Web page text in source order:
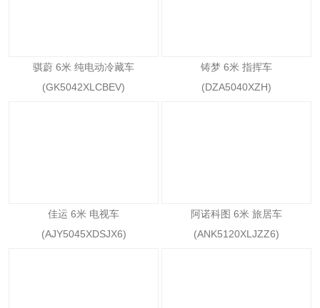
骐蔚 6米 纯电动冷藏车
(GK5042XLCBEV)
铸梦 6米 指挥车
(DZA5040XZH)
佳运 6米 电视车
(AJY5045XDSJX6)
阿诺科图 6米 旅居车
(ANK5120XLJZZ6)